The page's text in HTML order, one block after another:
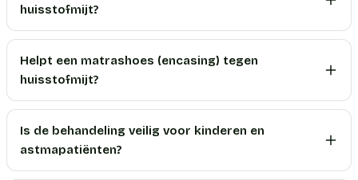
huisstofmijt?
Helpt een matrashoes (encasing) tegen
huisstofmijt?
Is de behandeling veilig voor kinderen en
astmapatiënten?